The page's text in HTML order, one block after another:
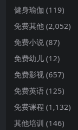
健身瑜伽 (119)
免费其他 (2,052)
免费小说 (87)
免费幼儿 (12)
免费影视 (657)
免费英语 (125)
免费课程 (1,132)
其他培训 (146)